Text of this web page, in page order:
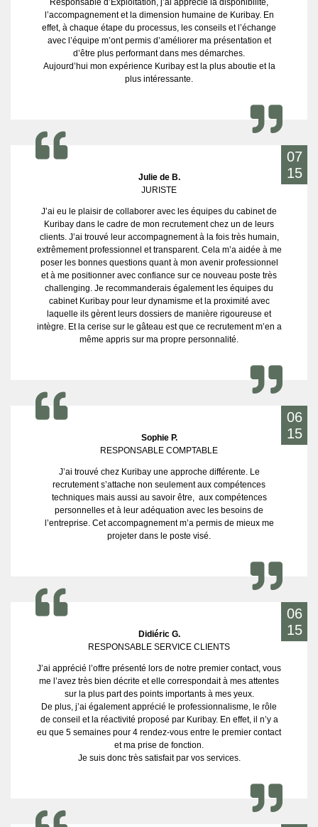
Responsable d’Exploitation, j’ai apprécié la disponibilité,
l’accompagnement et la dimension humaine de Kuribay. En
effet, à chaque étape du processus, les conseils et l’échange
avec l’équipe m’ont permis d’améliorer ma présentation et
d’être plus performant dans mes démarches.
Aujourd’hui mon expérience Kuribay est la plus aboutie et la
plus intéressante.
07
15
Julie de B.
JURISTE
J’ai eu le plaisir de collaborer avec les équipes du cabinet de
Kuribay dans le cadre de mon recrutement chez un de leurs
clients. J’ai trouvé leur accompagnement à la fois très humain,
extrêmement professionnel et transparent. Cela m’a aidée à me
poser les bonnes questions quant à mon avenir professionnel
et à me positionner avec confiance sur ce nouveau poste très
challenging. Je recommanderais également les équipes du
cabinet Kuribay pour leur dynamisme et la proximité avec
laquelle ils gèrent leurs dossiers de manière rigoureuse et
intègre. Et la cerise sur le gâteau est que ce recrutement m’en a
même appris sur ma propre personnalité.
06
15
Sophie P.
RESPONSABLE COMPTABLE
J’ai trouvé chez Kuribay une approche différente. Le
recrutement s’attache non seulement aux compétences
techniques mais aussi au savoir être, aux compétences
personnelles et à leur adéquation avec les besoins de
l’entreprise. Cet accompagnement m’a permis de mieux me
projeter dans le poste visé.
06
15
Didiéric G.
RESPONSABLE SERVICE CLIENTS
J’ai apprécié l’offre présenté lors de notre premier contact, vous
me l’avez très bien décrite et elle correspondait à mes attentes
sur la plus part des points importants à mes yeux.
De plus, j’ai également apprécié le professionnalisme, le rôle
de conseil et la réactivité proposé par Kuribay. En effet, il n’y a
eu que 5 semaines pour 4 rendez-vous entre le premier contact
et ma prise de fonction.
Je suis donc très satisfait par vos services.